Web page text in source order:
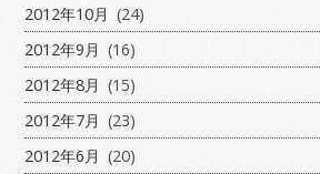
2012年10月 (24)
2012年9月 (16)
2012年8月 (15)
2012年7月 (23)
2012年6月 (20)